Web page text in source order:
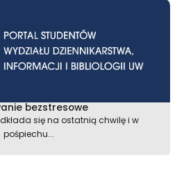
bezstresowe
się na ostatnią chwilę i w
pośpiechu...